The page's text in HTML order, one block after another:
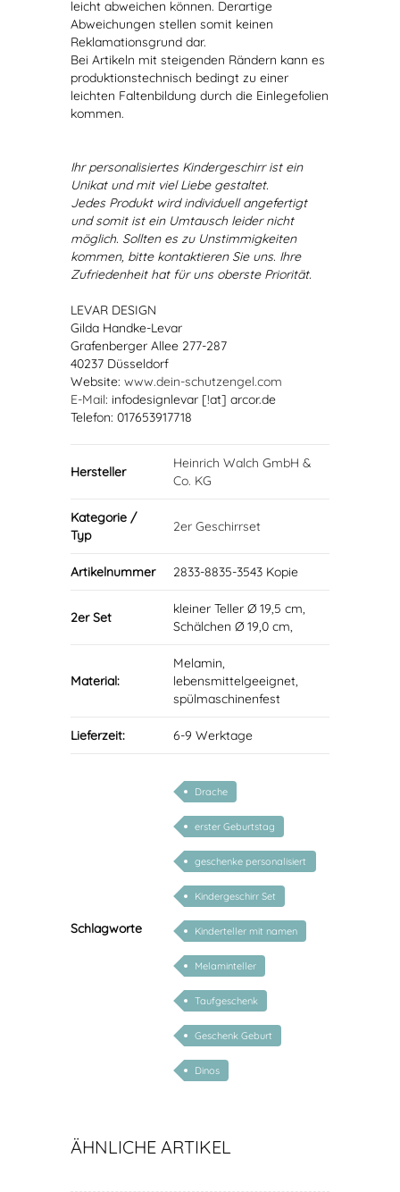
leicht abweichen können. Derartige
Abweichungen stellen somit keinen
Reklamationsgrund dar.
Bei Artikeln mit steigenden Rändern kann es
produktionstechnisch bedingt zu einer
leichten Faltenbildung durch die Einlegefolien
kommen.
Ihr personalisiertes Kindergeschirr ist ein
Unikat und mit viel Liebe gestaltet.
Jedes Produkt wird individuell angefertigt
und somit ist ein Umtausch leider nicht
möglich. Sollten es zu Unstimmigkeiten
kommen, bitte kontaktieren Sie uns. Ihre
Zufriedenheit hat für uns oberste Priorität.
LEVAR DESIGN
Gilda Handke-Levar
Grafenberger Allee 277-287
40237 Düsseldorf
Website: www.dein-schutzengel.com
E-Mail: infodesignlevar [!at] arcor.de
Telefon: 017653917718
Hersteller
Heinrich Walch GmbH &
Co. KG
Kategorie /
Typ
2er Geschirrset
Artikelnummer 2833-8835-3543 Kopie
2er Set
kleiner Teller Ø 19,5 cm,
Schälchen Ø 19,0 cm,
Material:
Melamin,
lebensmittelgeeignet,
spülmaschinenfest
Lieferzeit: 6-9 Werktage
Schlagworte
Drache
erster Geburtstag
geschenke personalisiert
kinder
Kindergeschirr Set
Kinderteller mit namen
Melaminteller
Taufgeschenk
Geschenk Geburt
Dinos
ÄHNLICHE ARTIKEL